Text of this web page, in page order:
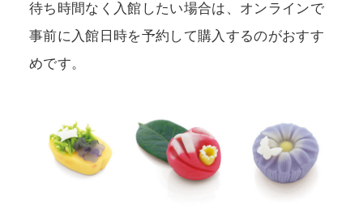
待ち時間なく入館したい場合は、オンラインで
事前に入館日時を予約して購入するのがおすす
めです。